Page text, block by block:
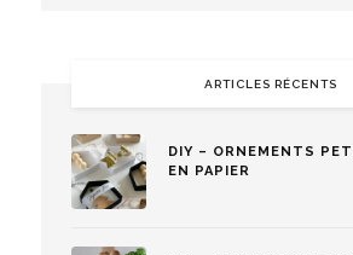
ARTICLES RÉCENTS
DIY – ORNEMENTS
EN PAPIER